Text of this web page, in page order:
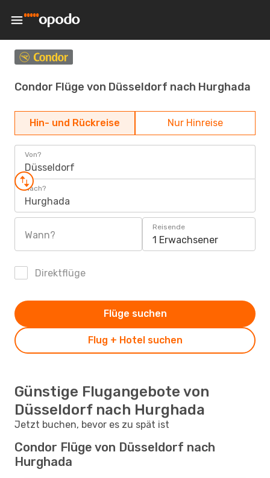
Condor Flüge von Düsseldorf nach Hurghada
Hin- und Rückreise Nur Hinreise
Von?
Düsseldorf
Nach?
Hurghada
Wann?
Reisende
1 Erwachsener
Direktflüge
Flug + Hotel suchen
Flüge suchen
Günstige Flugangebote von
Düsseldorf nach Hurghada
Jetzt buchen, bevor es zu spät ist
Condor Flüge von Düsseldorf nach
Hurghada